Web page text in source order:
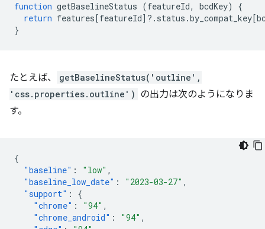
function getBaselineStatus (featureId, bcdKey)
{
return features[featureId] ? . status .by_compat_key[
}
たとえば、
getBaselineStatus('outline',
'css.properties.outline') の出力は次のようになりま
す。
{
"baseline" : "low" ,
"baseline_low_date" : "2023-03-27" ,
"support" :
{
"chrome" : "94" ,
"chrome_android" : "94" ,